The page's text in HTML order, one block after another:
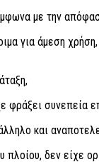
με την
για άμεση
φράξει συνεπεία
και
πλοίου, δεν είχε